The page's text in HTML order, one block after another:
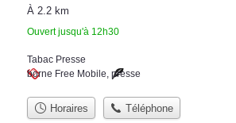
À 2.2 km
Ouvert jusqu'à 12h30
Tabac Presse
borne Free Mobile, presse
Horaires Téléphone